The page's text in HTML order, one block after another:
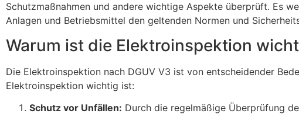
Schutzmaßnahmen und andere wichtige Aspekte überprüft. Es
Anlagen und Betriebsmittel den geltenden Normen und
Warum ist die Elektroinspektion
Die Elektroinspektion nach DGUV V3 ist von entscheidender
Elektroinspektion wichtig ist:
Schutz vor Unfällen: Durch die regelmäßige Überprüfung